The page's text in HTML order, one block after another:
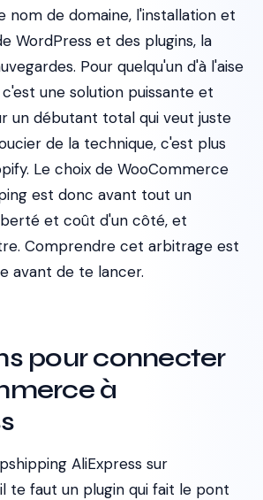
nom de domaine, l'installation et
WordPress et des plugins, la
Pour quelqu'un d'à l'aise
une solution puissante et
un débutant total qui veut juste
de la technique, c'est plus
Le choix de WooCommerce
est donc avant tout un
et coût d'un côté, et
Comprendre cet arbitrage est
avant de te lancer.
pour connecter
à
AliExpress sur
te faut un plugin qui fait le pont